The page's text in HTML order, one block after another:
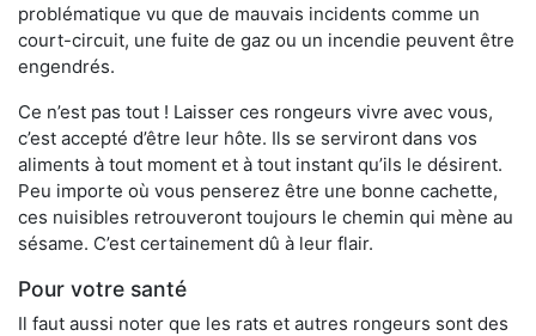
problématique vu que de mauvais incidents comme un
court-circuit, une fuite de gaz ou un incendie peuvent être
engendrés.
Ce n’est pas tout ! Laisser ces rongeurs vivre avec vous,
c’est accepté d’être leur hôte. Ils se serviront dans vos
aliments à tout moment et à tout instant qu’ils le désirent.
Peu importe où vous penserez être une bonne cachette,
ces nuisibles retrouveront toujours le chemin qui mène au
sésame. C’est certainement dû à leur flair.
Pour votre santé
Il faut aussi noter que les rats et autres rongeurs sont des